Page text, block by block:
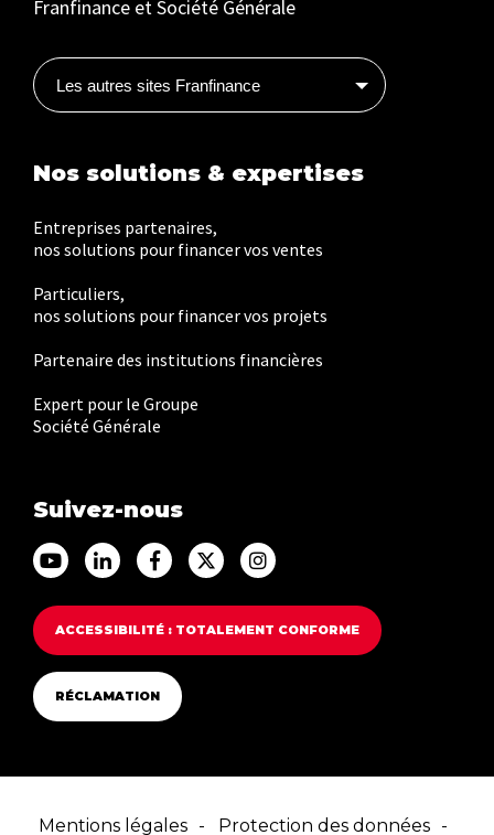
Franfinance et Société Générale
Les autres sites Franfinance
Nos solutions & expertises
Entreprises partenaires,
nos solutions pour financer vos ventes
Particuliers,
nos solutions pour financer vos projets
Partenaire des institutions financières
Expert pour le Groupe
Société Générale
Suivez-nous
Accéder au Youtube Franfinance
Accéder au Linkedin Franfinance
Accéder au Facebook Franfinance
Accéder au Twitter
Accéder au Instagram
ACCESSIBILITÉ : TOTALEMENT CONFORME
RÉCLAMATION
Mentions légales Protection des données